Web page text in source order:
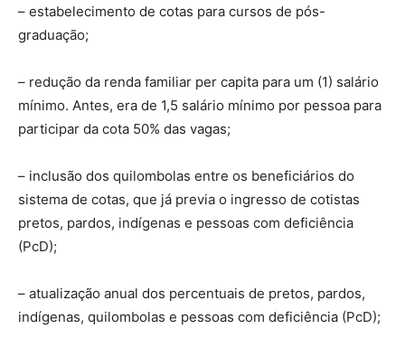
– estabelecimento de cotas para cursos de pós-
graduação;
– redução da renda familiar per capita para um (1) salário
mínimo. Antes, era de 1,5 salário mínimo por pessoa para
participar da cota 50% das vagas;
– inclusão dos quilombolas entre os beneficiários do
sistema de cotas, que já previa o ingresso de cotistas
pretos, pardos, indígenas e pessoas com deficiência
(PcD);
– atualização anual dos percentuais de pretos, pardos,
indígenas, quilombolas e pessoas com deficiência (PcD);